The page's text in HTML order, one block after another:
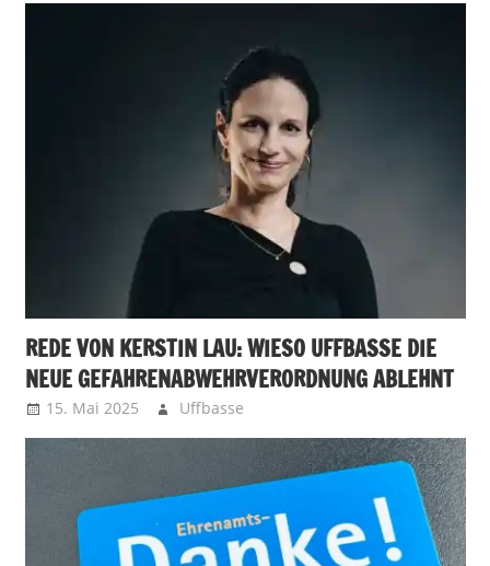
REDE VON KERSTIN LAU: WIESO UFFBASSE DIE
NEUE GEFAHRENABWEHRVERORDNUNG ABLEHNT
15. Mai 2025 Uffbasse